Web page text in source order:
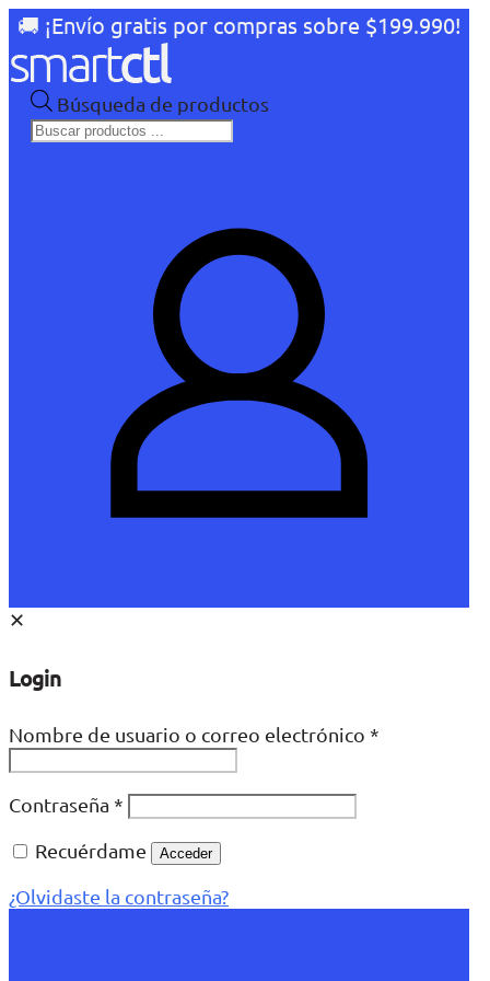
🚚 ¡Envío gratis por compras sobre $199.990!
Búsqueda de productos
✕
Login
Nombre de usuario o correo electrónico *
Contraseña *
Recuérdame
Acceder
¿Olvidaste la contraseña?